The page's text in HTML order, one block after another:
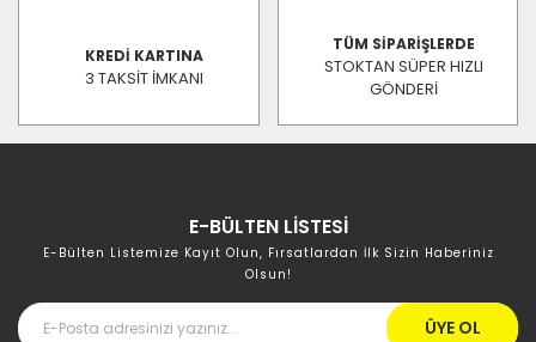
KREDİ KARTINA
3 TAKSİT İMKANI
TÜM SİPARİŞLERDE
STOKTAN SÜPER HIZLI
GÖNDERİ
E-BÜLTEN LİSTESİ
E-Bülten Listemize Kayıt Olun, Fırsatlardan İlk Sizin Haberiniz
Olsun!
ÜYE OL